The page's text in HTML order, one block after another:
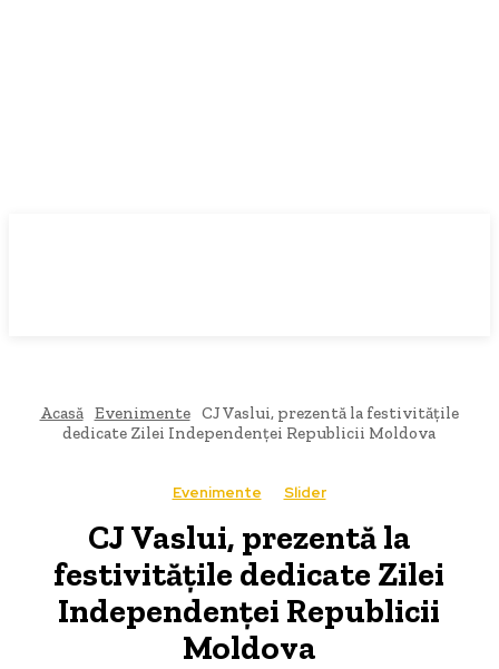
Acasă Evenimente CJ Vaslui, prezentă la festivitățile
dedicate Zilei Independenței Republicii Moldova
Evenimente Slider
CJ Vaslui, prezentă la
festivitățile dedicate Zilei
Independenței Republicii
Moldova